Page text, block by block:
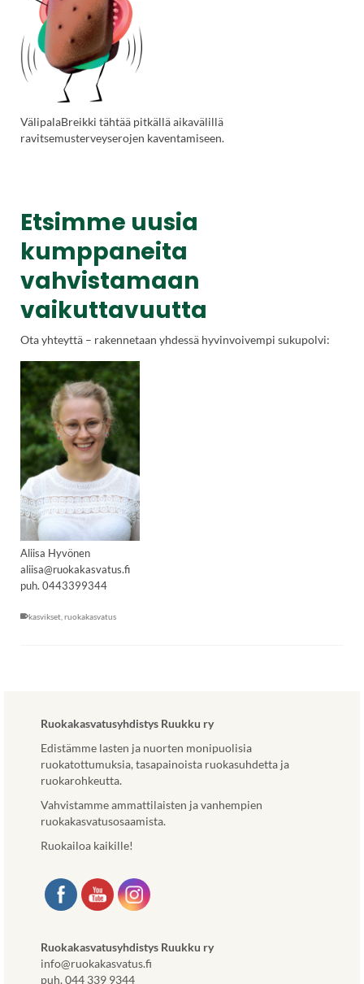
VälipalaBreikki tähtää pitkällä aikavälillä
ravitsemusterveyserojen kaventamiseen.
Etsimme uusia
kumppaneita
vahvistamaan
vaikuttavuutta
Ota yhteyttä – rakennetaan yhdessä hyvinvoivempi sukupolvi:
Aliisa Hyvönen
aliisa@ruokakasvatus.fi
puh. 0443399344
kasvikset ruokakasvatus
Ruokakasvatusyhdistys Ruukku ry
Edistämme lasten ja nuorten monipuolisia
ruokatottumuksia, tasapainoista ruokasuhdetta ja
ruokarohkeutta.
Vahvistamme ammattilaisten ja vanhempien
ruokakasvatusosaamista.
Ruokailoa kaikille!
Ruokakasvatusyhdistys Ruukku ry
info@ruokakasvatus.fi
puh. 044 339 9344